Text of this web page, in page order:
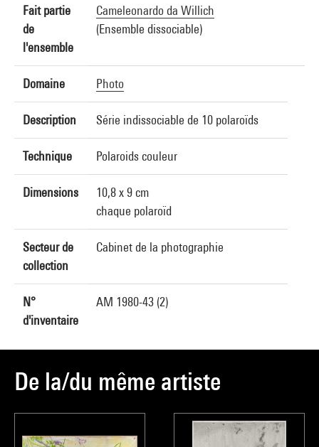
Fait partie
de
l'ensemble
Cameleonardo da Willich
(Ensemble dissociable)
Domaine Photo
Description Série indissociable de 10 polaroïds
Technique Polaroids couleur
Dimensions
10,8 x 9 cm
chaque polaroïd
Secteur de
collection
Cabinet de la photographie
N°
d'inventaire
AM 1980-43 (2)
De la/du même artiste